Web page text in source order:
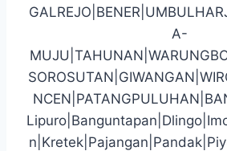
A-